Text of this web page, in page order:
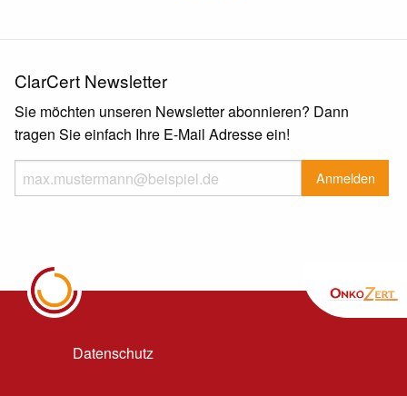
ClarCert Newsletter
Sie möchten unseren Newsletter abonnieren? Dann
tragen Sie einfach Ihre E-Mail Adresse ein!
Datenschutz